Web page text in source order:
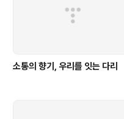
소통의 향기, 우리를 잇는 다리